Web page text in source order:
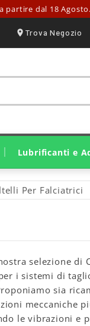
dal 18 Agosto.
Trova Negozio
Lubrificanti e
Per Falciatrici
selezione di
i sistemi di
sia
meccaniche
le vibrazioni e